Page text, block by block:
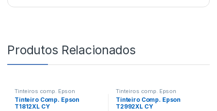
Produtos Relacionados
Tinteiros comp. Epson
Tinteiro Comp. Epson
T1812XL CY
Tinteiros comp. Epson
Tinteiro Comp. Epson
T2992XL CY